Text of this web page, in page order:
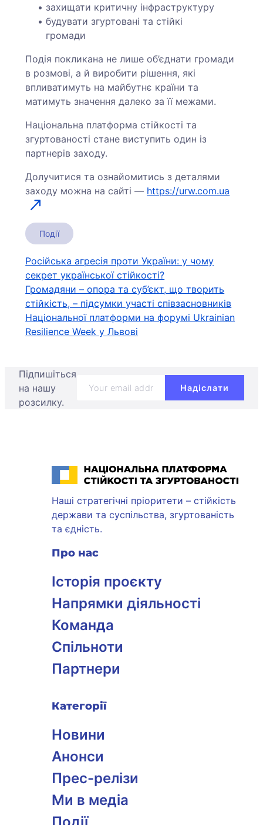
захищати критичну інфраструктуру
будувати згуртовані та стійкі
громади
Подія покликана не лише об’єднати громади
в розмові, а й виробити рішення, які
впливатимуть на майбутнє країни та
матимуть значення далеко за її межами.
Національна платформа стійкості та
згуртованості стане виступить один із
партнерів заходу.
Долучитися та ознайомитись з деталями
заходу можна на сайті — https://urw.com.ua
Події
Навігація
записів
Російська агресія проти України: у чому
секрет української стійкості?
Громадяни – опора та суб’єкт, що творить
стійкість, – підсумки участі співзасновників
Національної платформи на форумі Ukrainian
Resilience Week у Львові
Підпишіться
на нашу
розсилку.
Національна платформа стійкості та згуртованості
Наші стратегічні пріоритети – стійкість
держави та суспільства, згуртованість
та єдність.
Про нас
Історія проєкту
Напрямки діяльності
Команда
Спільноти
Партнери
Категорії
Новини
Анонси
Прес-релізи
Ми в медіа